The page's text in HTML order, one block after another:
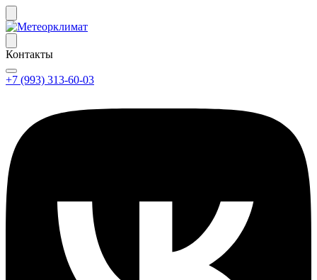
Контакты
+7 (993) 313-60-03